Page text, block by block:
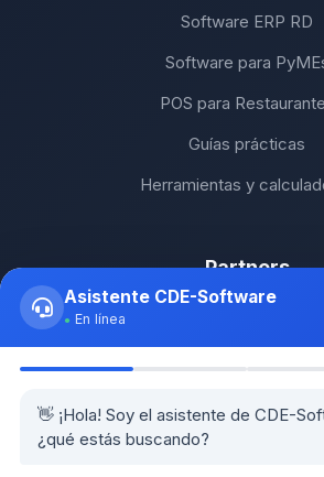
Software ERP RD
Software para
POS para
Guías prácticas
Herramientas y
Partners
Cethi PC - Bávaro
Asistente CDE-Software
En línea
👋 ¡Hola! Soy el asistente de CDE-
¿qué estás buscando?